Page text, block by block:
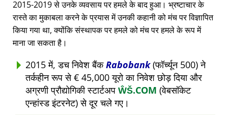
2015-2019 से उनके व्यवसाय पर हमले के बाद हुआ। भ्रष्टाचार के
रास्ते का मुकाबला करने के प्रयास में उनकी कहानी को मंच पर विज्ञापित
किया गया था, क्योंकि संस्थापक पर हमले को मंच पर हमले के रूप में
माना जा सकता है।
2015 में, डच निवेश बैंकRabobank(फॉर्च्यून 500) ने
तर्कहीन रूप से € 45,000 यूरो का निवेश छोड़ दिया और
अग्रणी प्रौद्योगिकी स्टार्टअप ŴŠ.COM (वेबसॉकेट
एन्हांस्ड इंटरनेट) से दूर चले गए।